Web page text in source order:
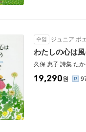
수입 ジュニア.ポ
わたしの心は風
久保 惠子 詩集 た
19,290원